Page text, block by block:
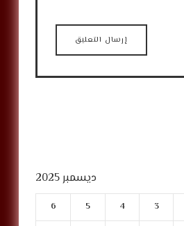
ديسمبر 2025
3
4
5
6